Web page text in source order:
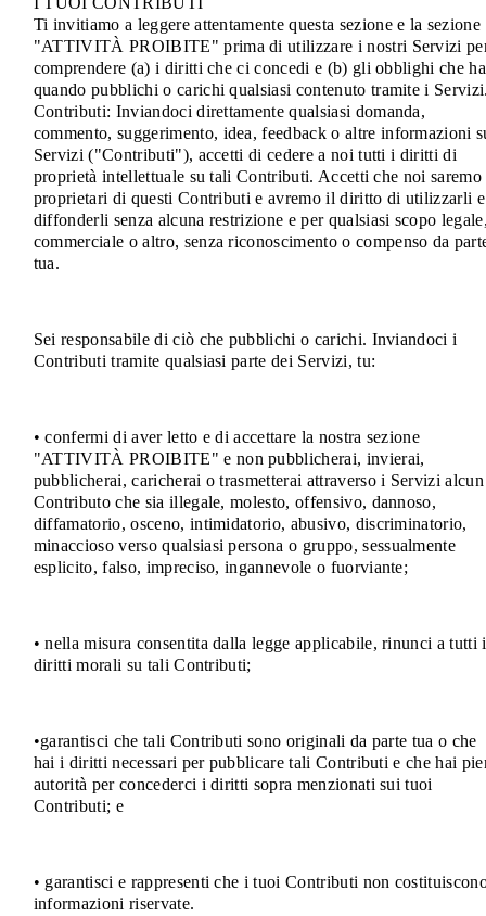
Ti invitiamo a leggere attentamente questa sezione e la sezione
"ATTIVITÀ PROIBITE" prima di utilizzare i nostri Servizi
comprendere (a) i diritti che ci concedi e (b) gli obblighi che
quando pubblichi o carichi qualsiasi contenuto tramite i
Contributi: Inviandoci direttamente qualsiasi domanda,
commento, suggerimento, idea, feedback o altre informazioni
Servizi ("Contributi"), accetti di cedere a noi tutti i diritti di
proprietà intellettuale su tali Contributi. Accetti che noi saremo
proprietari di questi Contributi e avremo il diritto di utilizzarli e
diffonderli senza alcuna restrizione e per qualsiasi scopo
commerciale o altro, senza riconoscimento o compenso da
tua.
Sei responsabile di ciò che pubblichi o carichi. Inviandoci i
Contributi tramite qualsiasi parte dei Servizi, tu:
• confermi di aver letto e di accettare la nostra sezione
"ATTIVITÀ PROIBITE" e non pubblicherai, invierai,
pubblicherai, caricherai o trasmetterai attraverso i Servizi alcun
Contributo che sia illegale, molesto, offensivo, dannoso,
diffamatorio, osceno, intimidatorio, abusivo, discriminatorio,
minaccioso verso qualsiasi persona o gruppo, sessualmente
esplicito, falso, impreciso, ingannevole o fuorviante;
• nella misura consentita dalla legge applicabile, rinunci a tutti i
diritti morali su tali Contributi;
•garantisci che tali Contributi sono originali da parte tua o che
hai i diritti necessari per pubblicare tali Contributi e che hai
autorità per concederci i diritti sopra menzionati sui tuoi
Contributi; e
• garantisci e rappresenti che i tuoi Contributi non
informazioni riservate.